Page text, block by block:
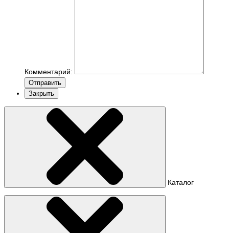
Комментарий:
Отправить
Закрыть
Каталог